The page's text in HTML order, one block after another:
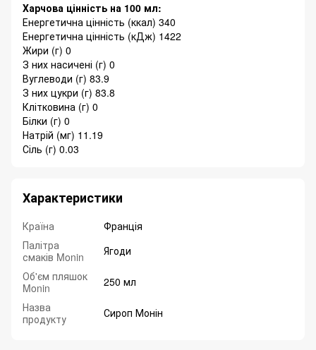
Харчова цінність на 100 мл:
Енергетична цінність (ккал) 340
Енергетична цінність (кДж) 1422
Жири (г) 0
З них насичені (г) 0
Вуглеводи (г) 83.9
З них цукри (г) 83.8
Клітковина (г) 0
Білки (г) 0
Натрій (мг) 11.19
Сіль (г) 0.03
Характеристики
Країна
Франція
Палітра
смаків Monin
Ягоди
Об'єм пляшок
Monin
250 мл
Назва
продукту
Сироп Монін